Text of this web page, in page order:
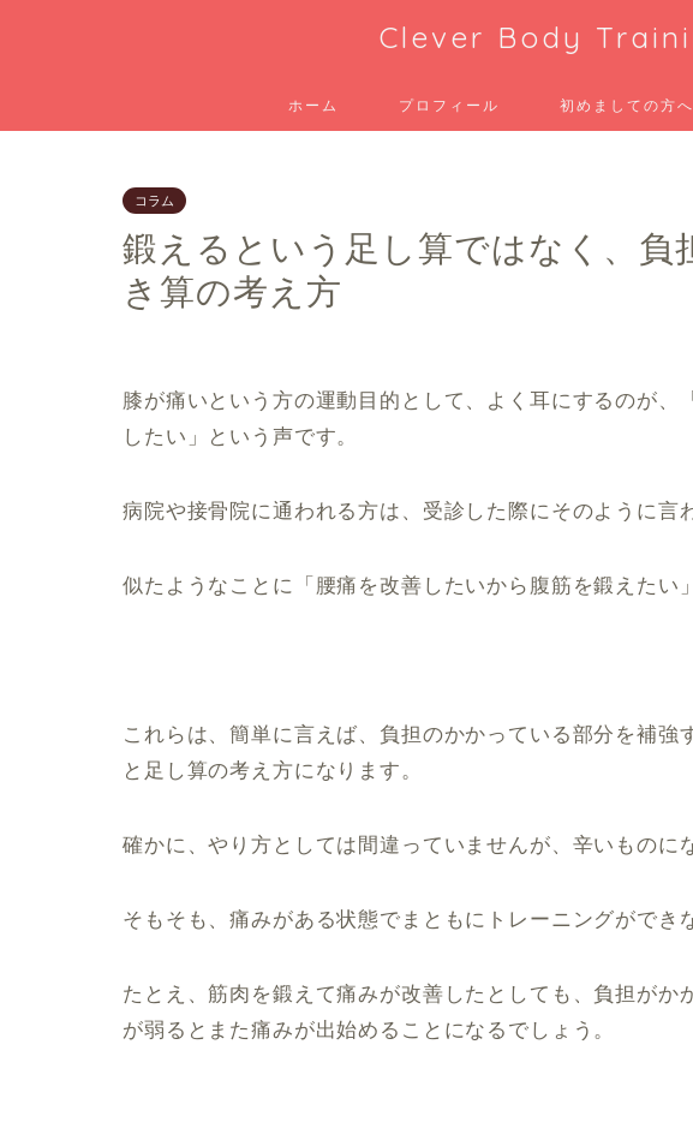
Clever Body
ホーム プロフィール 初めましての方へ
コラム
鍛えるという足し算ではなく、負
き算の考え方
膝が痛いという方の運動目的として、よく耳にするのが、
したい」という声です。
病院や接骨院に通われる方は、受診した際にそのように言
似たようなことに「腰痛を改善したいから腹筋を鍛えたい
これらは、簡単に言えば、負担のかかっている部分を補強
と足し算の考え方になります。
確かに、やり方としては間違っていませんが、辛いものに
そもそも、痛みがある状態でまともにトレーニングができ
たとえ、筋肉を鍛えて痛みが改善したとしても、負担がか
が弱るとまた痛みが出始めることになるでしょう。